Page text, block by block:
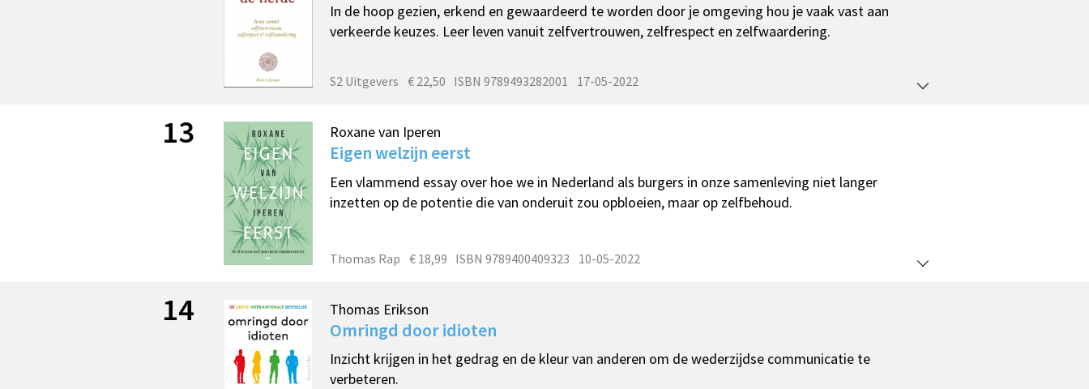
In de hoop gezien, erkend en gewaardeerd te worden door je omgeving hou je vaak vast aan
verkeerde keuzes. Leer leven vanuit zelfvertrouwen, zelfrespect en zelfwaardering.
S2 Uitgevers € 22,50 ISBN 9789493282001 17-05-2022
13 Roxane van Iperen
Eigen welzijn eerst
Een vlammend essay over hoe we in Nederland als burgers in onze samenleving niet langer
inzetten op de potentie die van onderuit zou opbloeien, maar op zelfbehoud.
Thomas Rap € 18,99 ISBN 9789400409323 10-05-2022
14 Thomas Erikson
Omringd door idioten
Inzicht krijgen in het gedrag en de kleur van anderen om de wederzijdse communicatie te
verbeteren.